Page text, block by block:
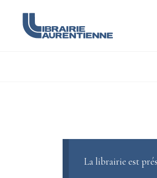
La librairie est